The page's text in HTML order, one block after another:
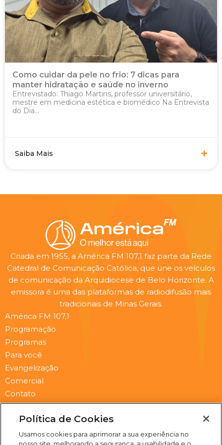
Como cuidar da pele no frio: 7 dicas para
manter hidratação e saúde no inverno
Entrevistado: Thiago Martins, professor universitário,
mestre em medicina estética e biomédico Na Entrevista
do Dia...
Saiba Mais
Criada em 1955, a América FM 107,1 faz parte da Rede
Catedral de Comunicação Católica, que une os veículos
de comunicação da Arquidiocese de Belo Horizonte. A
emissora é uma das plataformas de radiodifusão mais
tradicionais de Minas Gerais.
América FM 107,1
Programação
Programas
Para você
Evangelização
Comercial
Contato
Newsletter
Email Submit
Política de Cookies
Usamos cookies para aprimorar a sua experiência no